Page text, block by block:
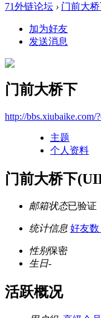
71外链论坛 › 门前大
加为好友
发送消息
门前大桥下
http://bbs.xiubaike.com/
主题
个人资料
门前大桥下
邮箱状态已验证
统计信息 好友数
性别保密
生日-
活跃概况